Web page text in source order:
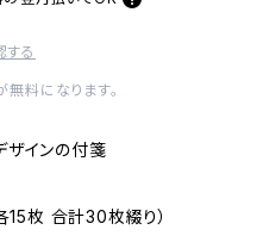
する
料になります。
ザインの付箋
枚 合計30枚綴り）